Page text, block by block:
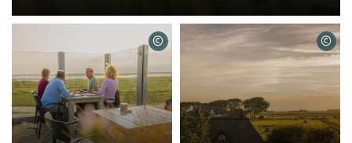
© ©